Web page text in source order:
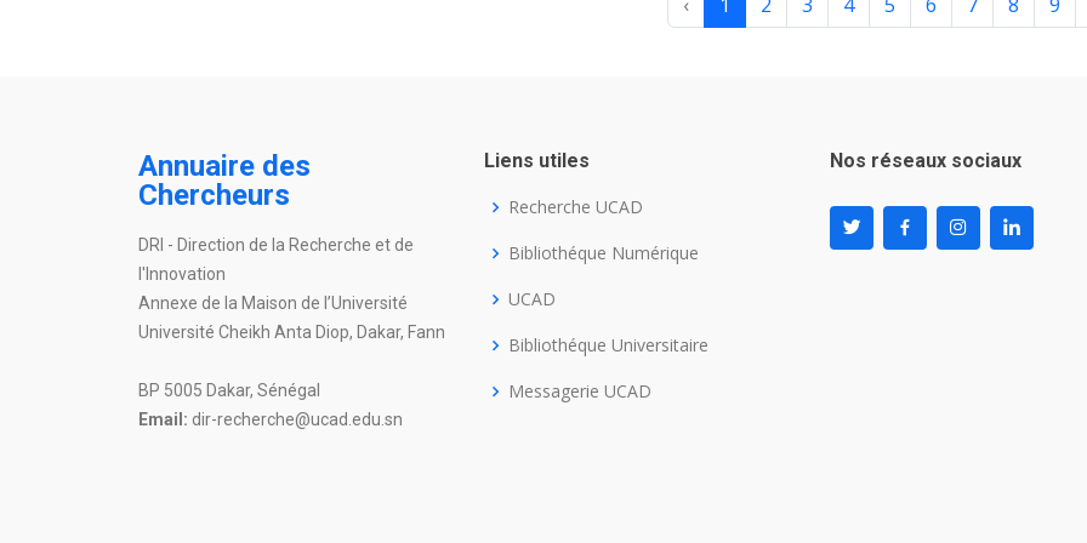
Annuaire des
Chercheurs
DRI - Direction de la Recherche et de
l'Innovation
Annexe de la Maison de l’Université
Université Cheikh Anta Diop, Dakar, Fann
BP 5005 Dakar, Sénégal
Email: dir-recherche@ucad.edu.sn
Liens utiles
Recherche UCAD
Bibliothéque Numérique
UCAD
Bibliothéque Universitaire
Messagerie UCAD
Nos réseaux sociaux